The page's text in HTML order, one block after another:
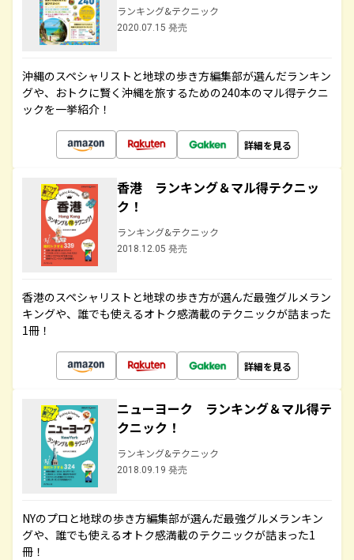
ランキング&テクニック
2020.07.15 発売
沖縄のスペシャリストと地球の歩き方編集部が選んだランキン
グや、おトクに賢く沖縄を旅するための240本のマル得テクニ
ックを一挙紹介！
詳細を見る
香港 ランキング＆マル得テクニッ
ク！
ランキング&テクニック
2018.12.05 発売
香港のスペシャリストと地球の歩き方が選んだ最強グルメラン
キングや、誰でも使えるオトク感満載のテクニックが詰まった
1冊！
詳細を見る
ニューヨーク ランキング＆マル得テ
クニック！
ランキング&テクニック
2018.09.19 発売
NYのプロと地球の歩き方編集部が選んだ最強グルメランキン
グや、誰でも使えるオトク感満載のテクニックが詰まった1
冊！